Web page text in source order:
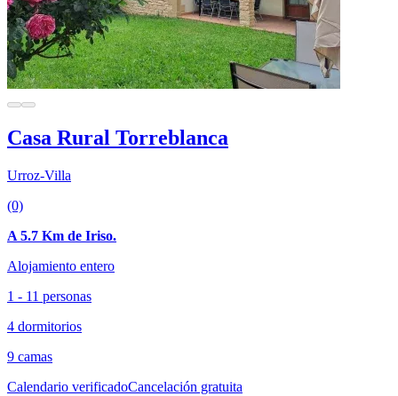
Casa Rural Torreblanca
Urroz-Villa
(0)
A 5.7 Km de Iriso.
Alojamiento entero
1 - 11 personas
4 dormitorios
9 camas
Calendario verificadoCancelación gratuita